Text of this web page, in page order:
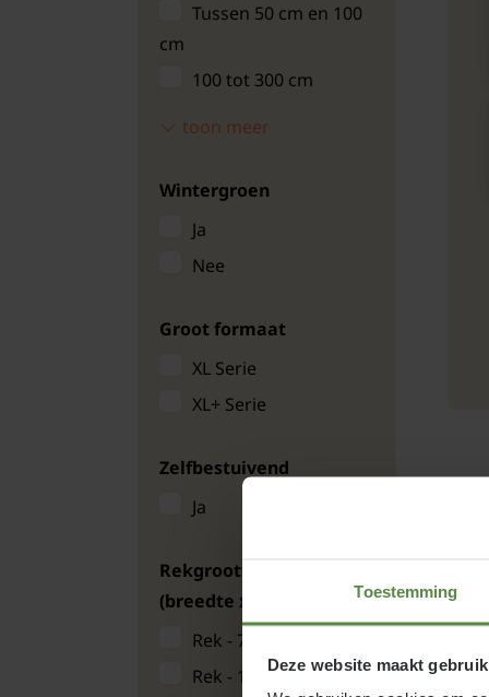
Toestemming
Deze website maakt
Tussen 50 cm en 100
cm
100 tot 300 cm
vanaf 10 meter
toon meer
Wintergroen
Ja
Nee
Groot formaat
XL Serie
XL+ Serie
Zelfbestuivend
Ja
Rekgrootte leibomen
(breedte x hoogte)
Rek - 70 x 120 cm
Rek - 110x160 cm